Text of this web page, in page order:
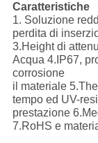
Caratteristiche
1. Soluzione
perdita di
3.Height di
Acqua 4.IP67,
corrosione
il materiale
tempo ed UV-
prestazione
7.RoHS e